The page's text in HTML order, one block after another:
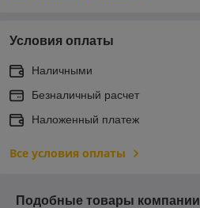
Условия оплаты
Наличными
Безналичный расчет
Наложенный платеж
Все условия оплаты
Подобные товары компании